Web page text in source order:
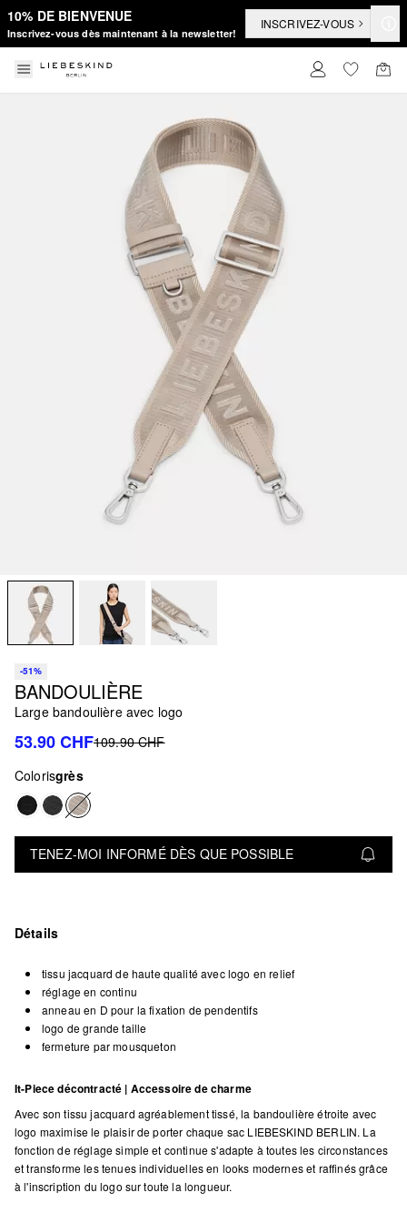
10% DE BIENVENUE
Inscrivez-vous dès maintenant à la newsletter!
INSCRIVEZ-VOUS
-51%
BANDOULIÈRE
Large bandoulière avec logo
53.90 CHF109.90 CHF
Colorisgrès
TENEZ-MOI INFORMÉ DÈS QUE POSSIBLE
Détails
tissu jacquard de haute qualité avec logo en relief
réglage en continu
anneau en D pour la fixation de pendentifs
logo de grande taille
fermeture par mousqueton
It-Piece décontracté | Accessoire de charme
Avec son tissu jacquard agréablement tissé, la bandoulière étroite avec
logo maximise le plaisir de porter chaque sac LIEBESKIND BERLIN. La
fonction de réglage simple et continue s'adapte à toutes les circonstances
et transforme les tenues individuelles en looks modernes et raffinés grâce
à l'inscription du logo sur toute la longueur.